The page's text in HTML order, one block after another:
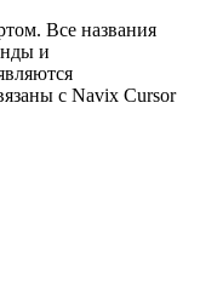
Все названия
и
с Navix Cursor